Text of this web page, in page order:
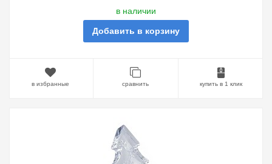
в наличии
Добавить в корзину
в избранные сравнить купить в 1 клик